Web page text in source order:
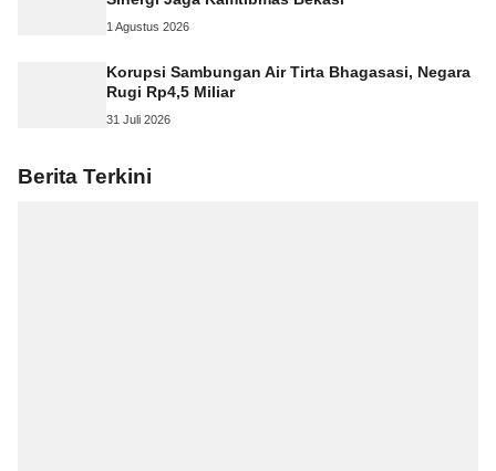
1 Agustus 2026
Korupsi Sambungan Air Tirta Bhagasasi, Negara
Rugi Rp4,5 Miliar
31 Juli 2026
Berita Terkini